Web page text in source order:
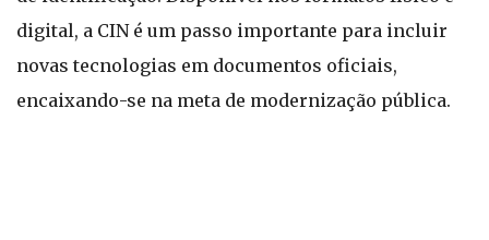
digital, a CIN é um passo importante para incluir
novas tecnologias em documentos oficiais,
encaixando-se na meta de modernização pública.